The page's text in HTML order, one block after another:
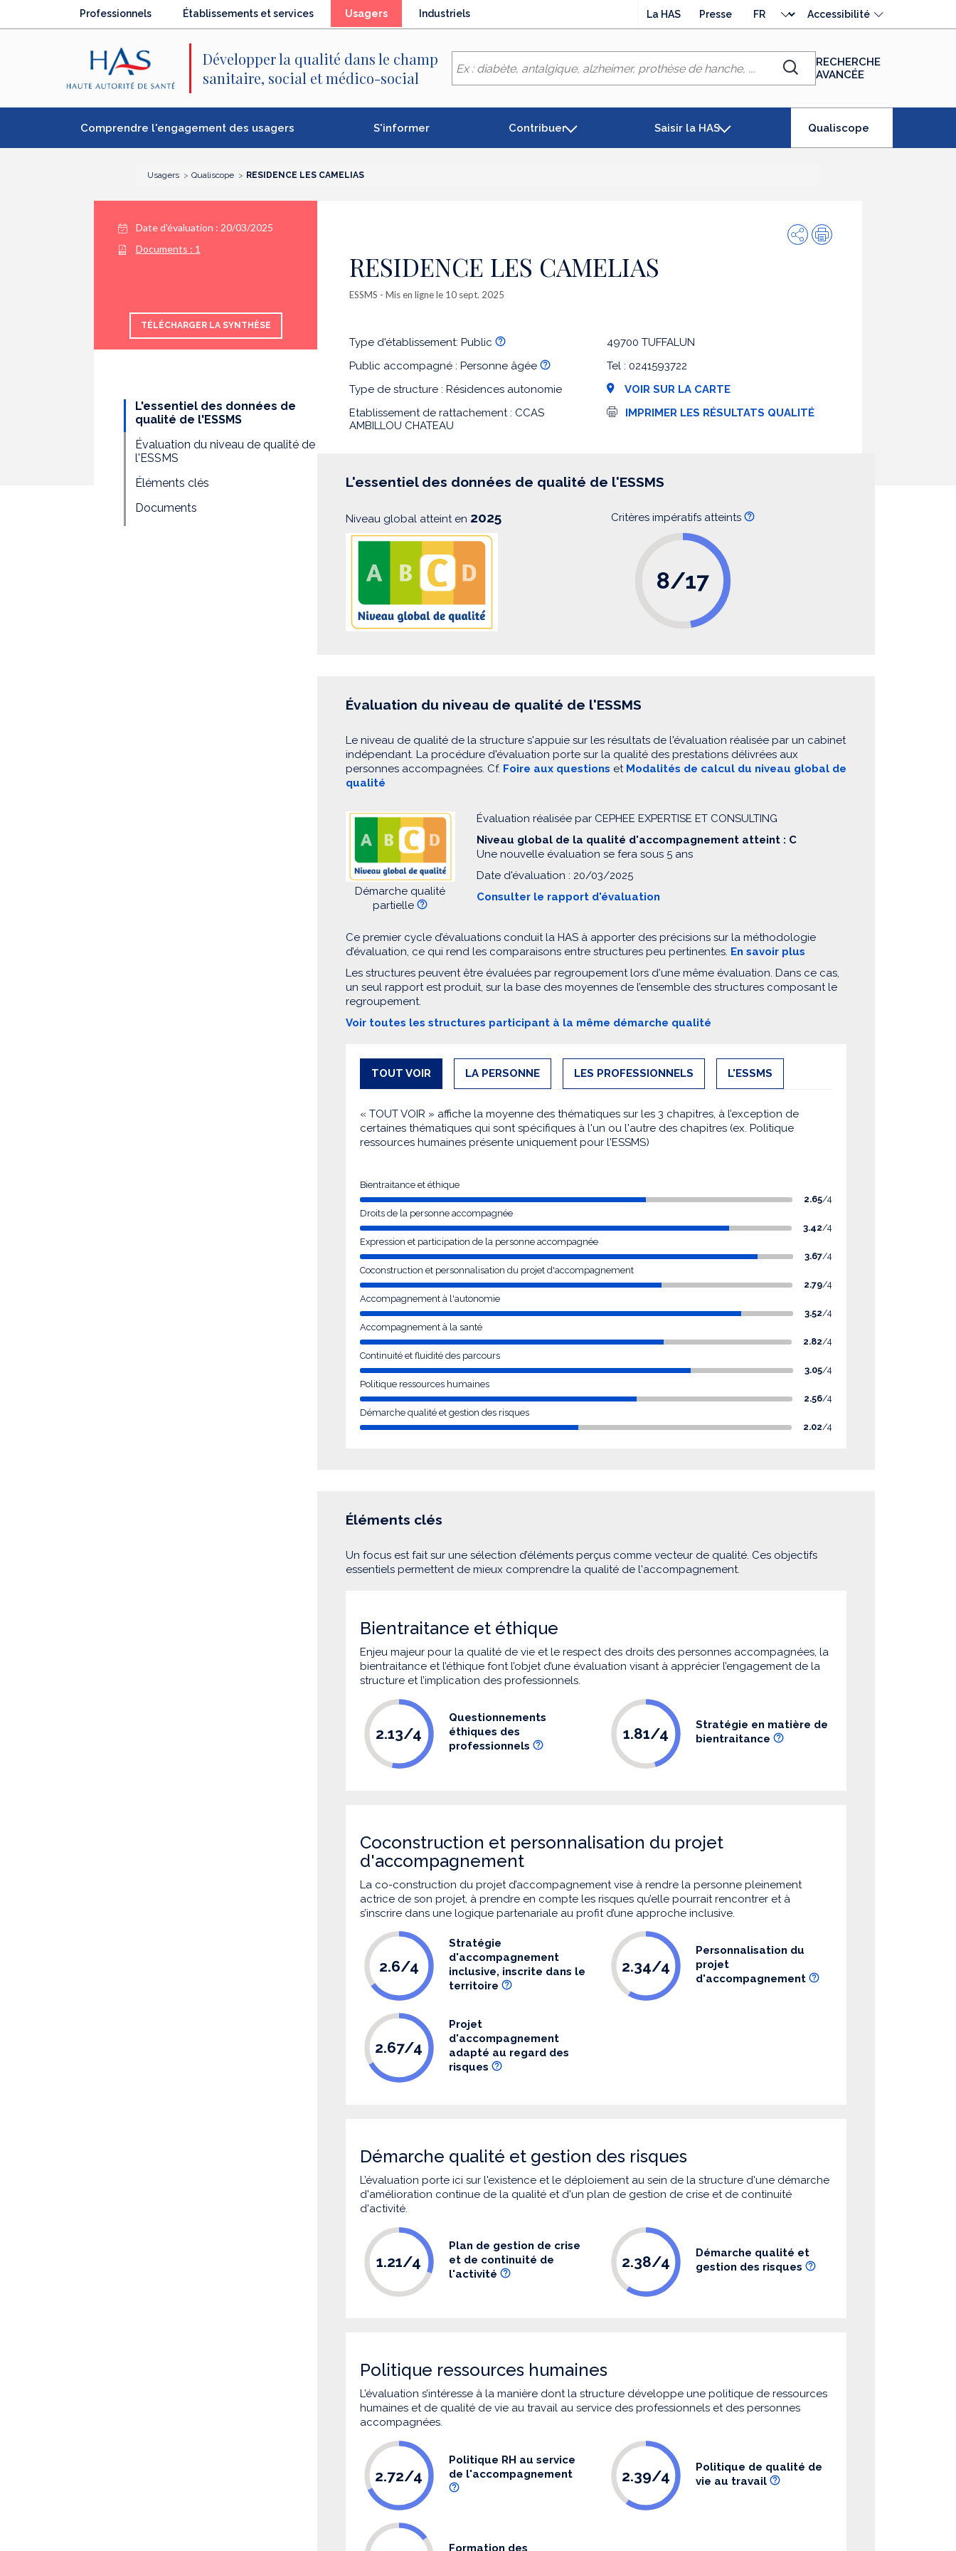
Professionnels Établissements et services Usagers(élémentIndustriels La HAS Presse
langue
Accessibilité
Développer la qualité dans le champ
sanitaire, social et médico-social
Chercher
RECHERCHE
AVANCÉE
Comprendre l'engagement des usagers S'informer Contribuer Saisir la HAS Qualiscope
Usagers Qualiscope RESIDENCE LES CAMELIAS
Date d'évaluation : 20/03/2025
Documents : 1
TÉLÉCHARGER LA SYNTHÈSE
L'essentiel des données de
qualité de l'ESSMS
Évaluation du niveau de qualité de
l'ESSMS
Éléments clés
Documents
PartagerImpression
RESIDENCE LES CAMELIAS
ESSMS - Mis en ligne le 10 sept. 2025
Type d'établissement: Public
Public accompagné : Personne âgée
Type de structure : Résidences autonomie
Etablissement de rattachement : CCAS
AMBILLOU CHATEAU
49700 TUFFALUN
Tel : 0241593722
VOIR SUR LA CARTE
I
s
IMPRIMER LES RÉSULTATS QUALITÉ
L'essentiel des données de qualité de l'ESSMS
Niveau global atteint en 2025 Critères impératifs atteints
8/17
Évaluation du niveau de qualité de l'ESSMS
Le niveau de qualité de la structure s'appuie sur les résultats de l'évaluation réalisée par un cabinet
indépendant. La procédure d'évaluation porte sur la qualité des prestations délivrées aux
personnes accompagnées. Cf. Foire aux questions et Modalités de calcul du niveau global de
qualité
Démarche qualité
partielle
Évaluation réalisée par CEPHEE EXPERTISE ET CONSULTING
Niveau global de la qualité d'accompagnement atteint : C
Une nouvelle évaluation se fera sous 5 ans
Date d'évaluation : 20/03/2025
Consulter le rapport d'évaluation
Ce premier cycle d’évaluations conduit la HAS à apporter des précisions sur la méthodologie
d’évaluation, ce qui rend les comparaisons entre structures peu pertinentes. En savoir plus
Les structures peuvent être évaluées par regroupement lors d'une même évaluation. Dans ce cas,
un seul rapport est produit, sur la base des moyennes de l’ensemble des structures composant le
regroupement.
Voir toutes les structures participant à la même démarche qualité
TOUT VOIR LA PERSONNE LES PROFESSIONNELS L'ESSMS
« TOUT VOIR » affiche la moyenne des thématiques sur les 3 chapitres, à l’exception de
certaines thématiques qui sont spécifiques à l'un ou l'autre des chapitres (ex. Politique
ressources humaines présente uniquement pour l'ESSMS)
Bientraitance et éthique
2.65/4
Droits de la personne accompagnée
3.42/4
Expression et participation de la personne accompagnée
3.67/4
Coconstruction et personnalisation du projet d'accompagnement
2.79/4
Accompagnement à l'autonomie
3.52/4
Accompagnement à la santé
2.82/4
Continuité et fluidité des parcours
3.05/4
Politique ressources humaines
2.56/4
Démarche qualité et gestion des risques
2.02/4
Éléments clés
Un focus est fait sur une sélection d’éléments perçus comme vecteur de qualité. Ces objectifs
essentiels permettent de mieux comprendre la qualité de l'accompagnement.
Bientraitance et éthique
Enjeu majeur pour la qualité de vie et le respect des droits des personnes accompagnées, la
bientraitance et l’éthique font l’objet d’une évaluation visant à apprécier l’engagement de la
structure et l’implication des professionnels.
2.13/4
Questionnements
éthiques des
professionnels
1.81/4
Stratégie en matière de
bientraitance
Coconstruction et personnalisation du projet
d'accompagnement
La co-construction du projet d’accompagnement vise à rendre la personne pleinement
actrice de son projet, à prendre en compte les risques qu’elle pourrait rencontrer et à
s’inscrire dans une logique partenariale au profit d’une approche inclusive.
2.6/4
Stratégie
d'accompagnement
inclusive, inscrite dans le
territoire
2.34/4
Personnalisation du
projet
d'accompagnement
2.67/4
Projet
d'accompagnement
adapté au regard des
risques
Démarche qualité et gestion des risques
L’évaluation porte ici sur l'existence et le déploiement au sein de la structure d'une démarche
d'amélioration continue de la qualité et d'un plan de gestion de crise et de continuité
d'activité.
1.21/4
Plan de gestion de crise
et de continuité de
l'activité
2.38/4
Démarche qualité et
gestion des risques
Politique ressources humaines
L’évaluation s’intéresse à la manière dont la structure développe une politique de ressources
humaines et de qualité de vie au travail au service des professionnels et des personnes
accompagnées.
2.72/4
Politique RH au service
de l'accompagnement
2.39/4
Politique de qualité de
vie au travail
Formation des